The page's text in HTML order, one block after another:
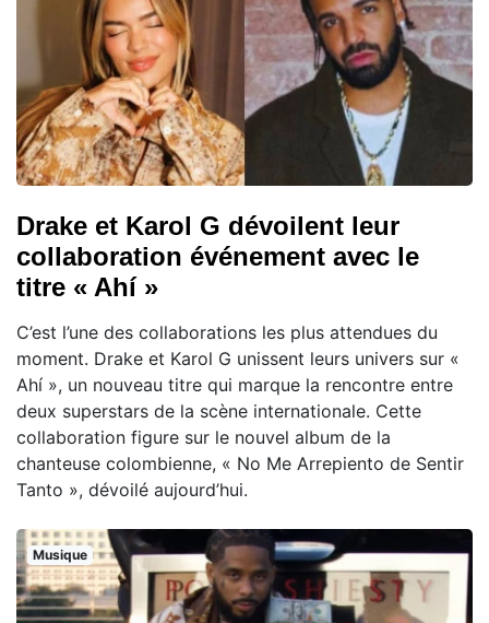
Drake et Karol G dévoilent leur
collaboration événement avec le
titre « Ahí »
C’est l’une des collaborations les plus attendues du
moment. Drake et Karol G unissent leurs univers sur «
Ahí », un nouveau titre qui marque la rencontre entre
deux superstars de la scène internationale. Cette
collaboration figure sur le nouvel album de la
chanteuse colombienne, « No Me Arrepiento de Sentir
Tanto », dévoilé aujourd’hui.
Musique